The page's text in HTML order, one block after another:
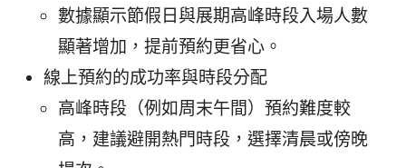
數據顯示節假日與展期高峰時段入場人數
顯著增加，提前預約更省心。
線上預約的成功率與時段分配
高峰時段（例如周末午間）預約難度較
高，建議避開熱門時段，選擇清晨或傍晚